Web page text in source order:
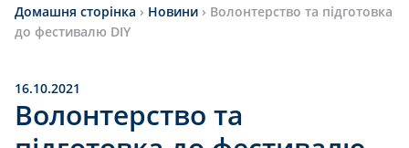
Домашня сторінка › Новини › Волонтерство та підготовка
до фестивалю DIY
16.10.2021
Волонтерство та